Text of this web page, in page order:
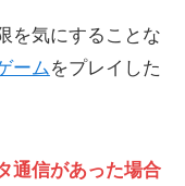
を気にすることな
ームをプレイした
通信があった場合